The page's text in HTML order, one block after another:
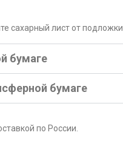
сахарный лист от подложки.
бумаге
бумаге
по России.